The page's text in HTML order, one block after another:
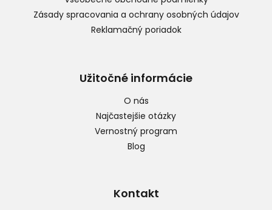
Zásady spracovania a ochrany osobných údajov
Reklamačný poriadok
Užitočné informácie
O nás
Najčastejšie otázky
Vernostný program
Blog
Kontakt